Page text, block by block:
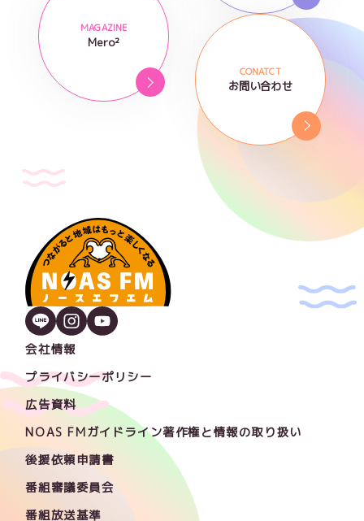
MAGAZINE
Mero²
CONATCT
お問い合わせ
会社情報
プライバシーポリシー
広告資料
NOAS FMガイドライン著作権と情報の取り扱い
後援依頼申請書
番組審議委員会
番組放送基準